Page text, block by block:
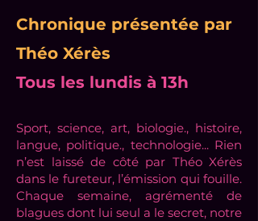
Chronique présentée par
Théo Xérès
Tous les lundis à 13h
Sport, science, art, biologie., histoire,
langue, politique., technologie... Rien
n’est laissé de côté par Théo Xérès
dans le fureteur, l’émission qui fouille.
Chaque semaine, agrémenté de
blagues dont lui seul a le secret, notre